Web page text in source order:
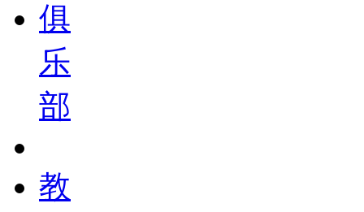
俱
乐
部
教